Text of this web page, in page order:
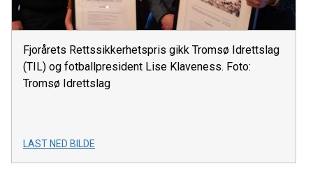
Fjorårets Rettssikkerhetspris gikk Tromsø Idrettslag
(TIL) og fotballpresident Lise Klaveness. Foto:
Tromsø Idrettslag
LAST NED BILDE